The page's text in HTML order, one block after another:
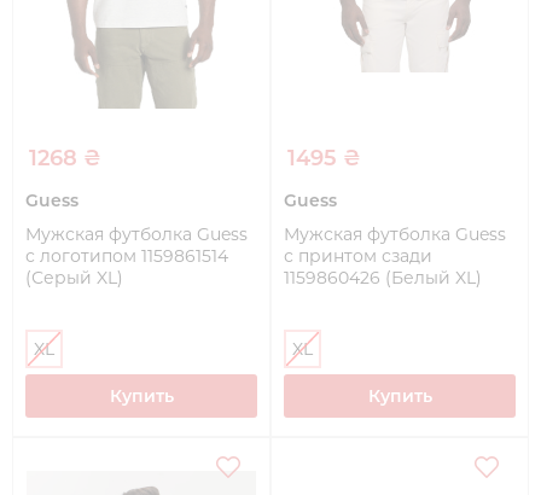
1268 ₴
Guess
Мужская футболка Guess
с логотипом 1159861514
(Серый XL)
XL
Купить
1495 ₴
Guess
Мужская футболка Guess
с принтом сзади
1159860426 (Белый XL)
XL
Купить